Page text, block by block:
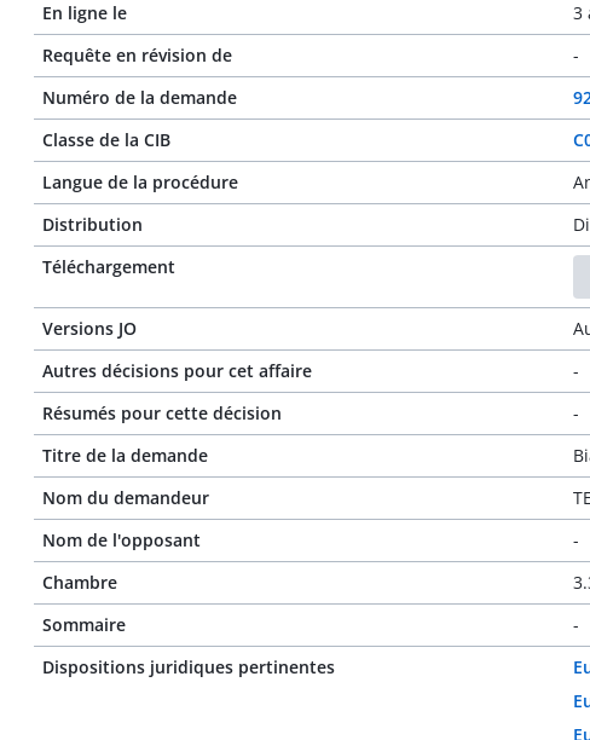
En ligne le
3
Requête en révision de
-
Numéro de la demande
Classe de la CIB
Langue de la procédure
Distribution
Téléchargement
Versions JO
Autres décisions pour cet affaire
-
Résumés pour cette décision
-
Titre de la demande
Nom du demandeur
Nom de l'opposant
-
Chambre
Sommaire
-
Dispositions juridiques pertinentes